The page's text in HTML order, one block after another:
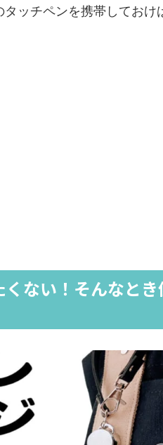
ッチペンを携帯しておけ
ない！そんなと